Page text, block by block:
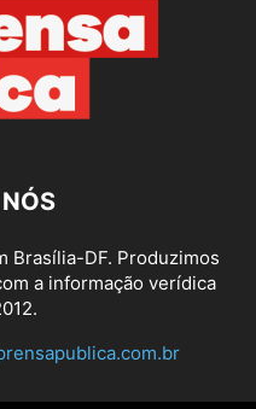
Brasília-DF. Produzimos
a informação verídica